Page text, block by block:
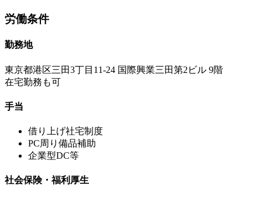
労働条件
勤務地
東京都港区三田3丁目11-24 国際興業三田第2ビル 9階
在宅勤務も可
手当
借り上げ社宅制度
PC周り備品補助
企業型DC等
社会保険・福利厚生